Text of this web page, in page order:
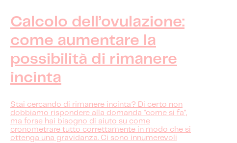
Calcolo dell’ovulazione:
come aumentare la
possibilità di rimanere
incinta
Stai cercando di rimanere incinta? Di certo non
dobbiamo rispondere alla domanda "come si fa",
ma forse hai bisogno di aiuto su come
cronometrare tutto correttamente in modo che si
ottenga una gravidanza. Ci sono innumerevoli